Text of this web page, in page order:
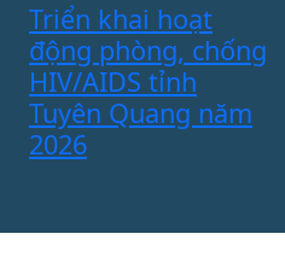
Triển khai hoạt
động phòng, chống
HIV/AIDS tỉnh
Tuyên Quang năm
2026